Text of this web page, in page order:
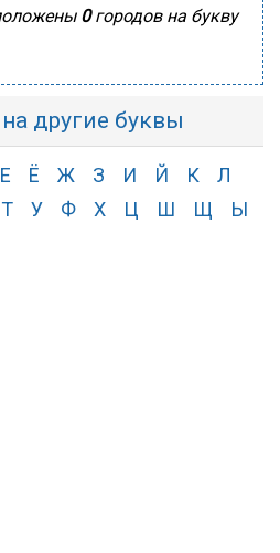
0городов на букву
другие буквы
Е Ё Ж З И Й К
Л
Т У Ф Х Ц Ш Щ
Ы